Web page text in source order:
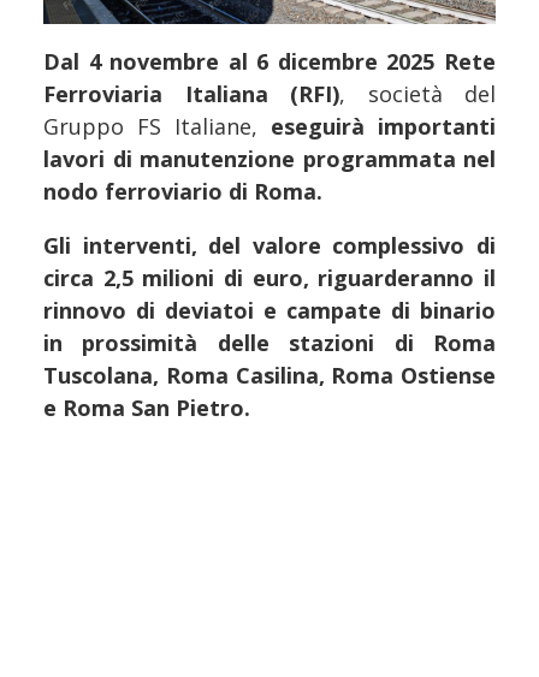
Dal 4 novembre al 6 dicembre 2025 Rete
Ferroviaria Italiana (RFI), società del
Gruppo FS Italiane, eseguirà importanti
lavori di manutenzione programmata nel
nodo ferroviario di Roma.
Gli interventi, del valore complessivo di
circa 2,5 milioni di euro, riguarderanno il
rinnovo di deviatoi e campate di binario
in prossimità delle stazioni di Roma
Tuscolana, Roma Casilina, Roma Ostiense
e Roma San Pietro.